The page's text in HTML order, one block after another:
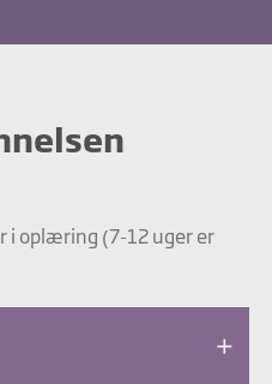
i oplæring (7-12 uger er
add